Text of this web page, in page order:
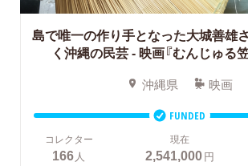
島で唯一の作り手となった大城善雄
く沖縄の民芸- 映画『むんじゅる
沖縄県 映画
FUNDED
コレクター
166人
現在
2,541,000円